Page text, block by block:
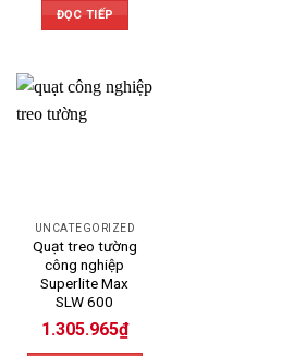
ĐỌC TIẾP
UNCATEGORIZED
Quạt treo tường
công nghiệp
Superlite Max
SLW 600
1.305.965₫